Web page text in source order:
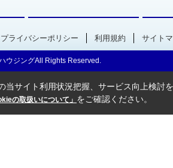
プライバシーポリシー 利用規約 サイト
ウジングAll Rights Reserved.
当サイト利用状況把握、サービス向上検討
の取扱いについて」 をご確認ください。